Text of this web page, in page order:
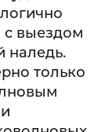
с выездом
наледь.
только